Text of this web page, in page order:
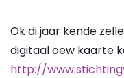
Ok di jaar kende
digitaal oew kaarte
http://